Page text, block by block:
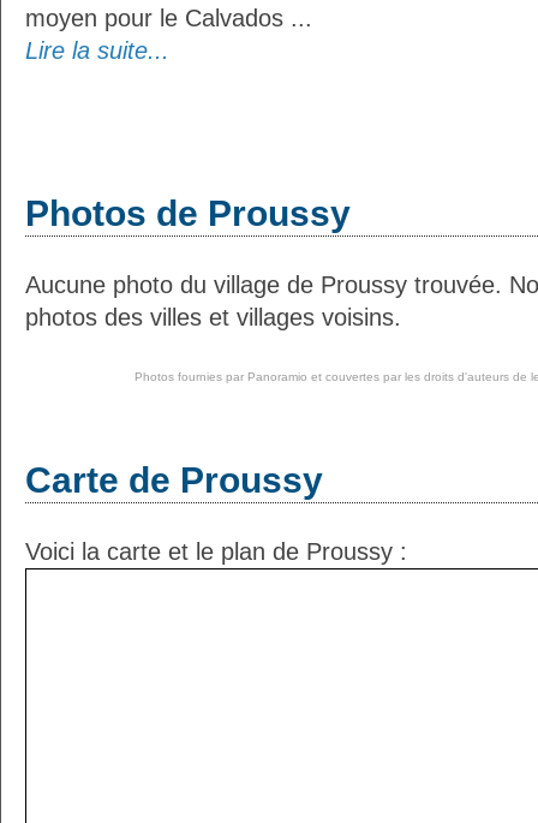
moyen pour le Calvados ...
Lire la suite...
Photos de Proussy
Aucune photo du village de Proussy trouvée.
photos des villes et villages voisins.
Photos fournies par Panoramio et couvertes par les droits d'auteurs de
Carte de Proussy
Voici la carte et le plan de Proussy :